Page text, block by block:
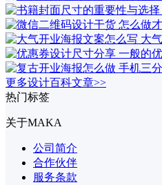
更多设计百科文章>>
热门标签
关于MAKA
公司简介
合作伙伴
服务条款